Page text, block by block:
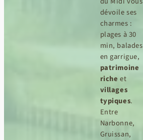
dévoile ses
charmes :
plages à 30
min, balades
en garrigue,
patrimoine
riche et
villages
typiques.
Entre
Narbonne,
Gruissan,